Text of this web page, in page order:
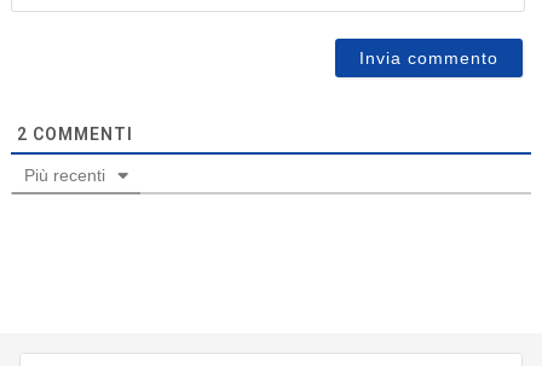
2 COMMENTI
Più recenti